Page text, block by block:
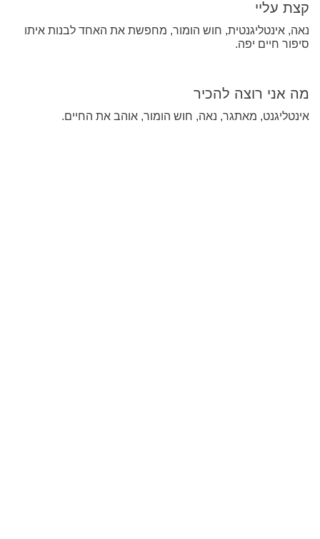
קצת עליי
נאה, אינטליגנטית, חוש הומור, מחפשת את האחד לבנות איתו
סיפור חיים יפה.
מה אני רוצה להכיר
אינטליגנט, מאתגר, נאה, חוש הומור, אוהב את החיים.